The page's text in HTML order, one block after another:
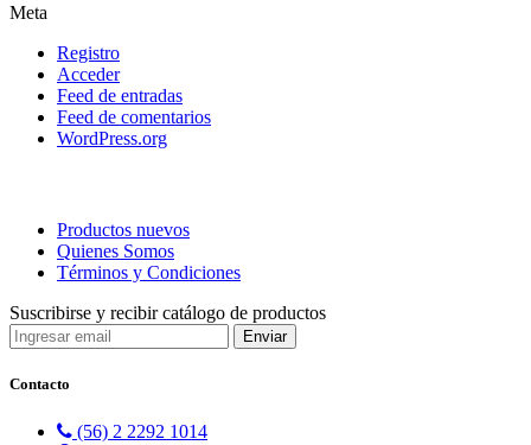
Meta
Registro
Acceder
Feed de entradas
Feed de comentarios
WordPress.org
Productos nuevos
Quienes Somos
Términos y Condiciones
Suscribirse y recibir catálogo de productos
Contacto
(56) 2 2292 1014